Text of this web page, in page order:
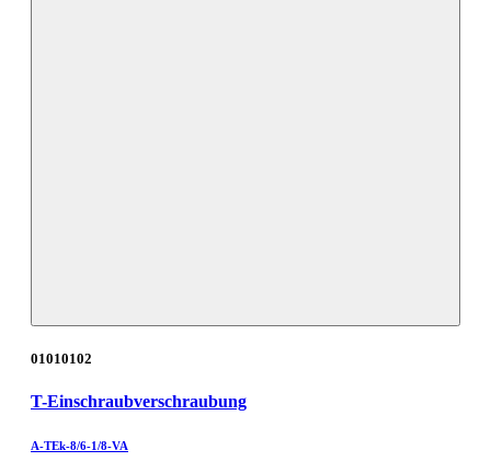
01010102
T-Einschraubverschraubung
A-TEk-8/6-1/8-VA